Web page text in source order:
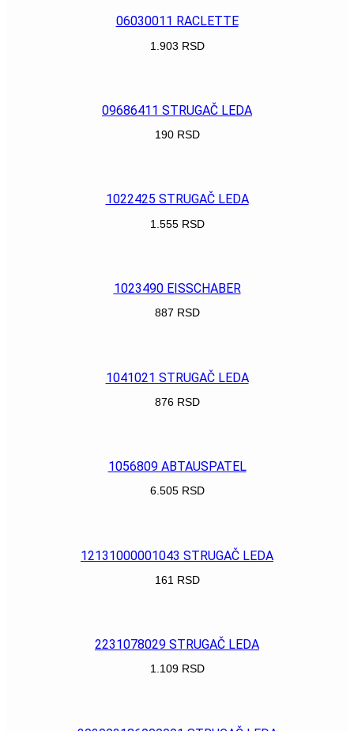
06030011 RACLETTE
1.903 RSD
09686411 STRUGAČ LEDA
190 RSD
1022425 STRUGAČ LEDA
1.555 RSD
1023490 EISSCHABER
887 RSD
1041021 STRUGAČ LEDA
876 RSD
1056809 ABTAUSPATEL
6.505 RSD
12131000001043 STRUGAČ LEDA
161 RSD
2231078029 STRUGAČ LEDA
1.109 RSD